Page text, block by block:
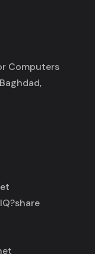
Computers